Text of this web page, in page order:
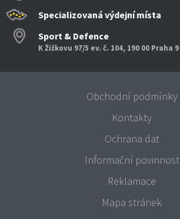
Specializovaná výdejní místa
Sport & Defence
K Žižkovu 97/5 ev. č. 104, 190 00 Praha 9
Obchodní podmínky
Kontakty
Ochrana dat
Informační povinnost
Reklamace
Mapa stránek